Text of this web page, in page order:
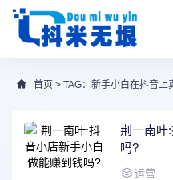
首页 > TAG：新手小白在抖音上
荆一南叶
吗?
运营